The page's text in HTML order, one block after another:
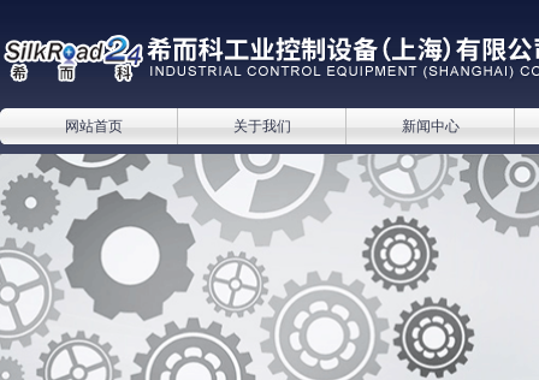
网站首页 关于我们 新闻中心